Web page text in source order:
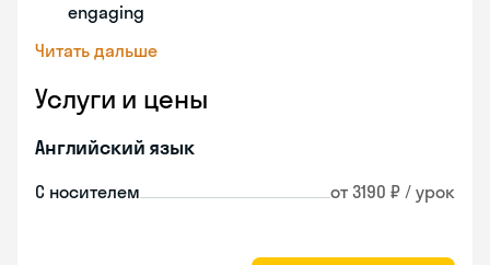
engaging
Читать дальше
Услуги и цены
Английский язык
С носителем от 3190 ₽ / урок